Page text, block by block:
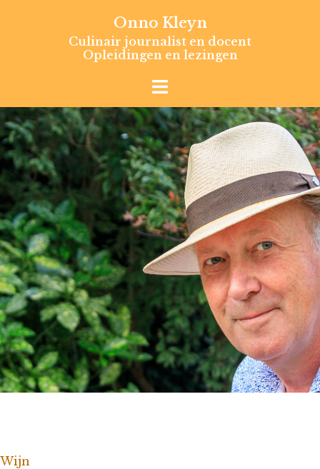
Onno Kleyn
Culinair journalist en docent
Opleidingen en lezingen
Wijn